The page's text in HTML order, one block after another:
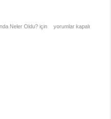
Neler Oldu? için
yorumlar kapalı